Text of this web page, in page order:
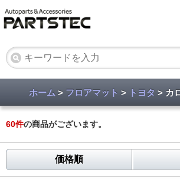
ホーム > フロアマット > トヨタ > カ
60件の商品がございます。
価格順